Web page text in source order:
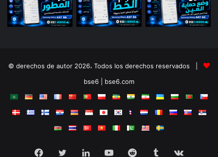
© derechos de autor 2026، Todos los derechos reservados |
bse6 | bse6.com
Facebook
TwitterLinkedInYouTubeRedditTumblr